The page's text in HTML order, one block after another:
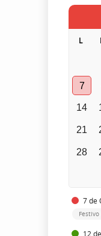
L
7
14
21
28
7 de
12